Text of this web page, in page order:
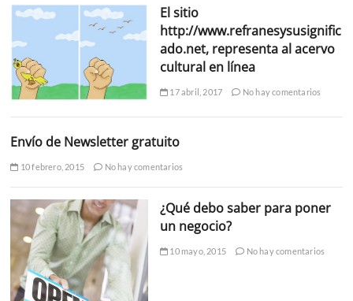
El sitio
http://www.refranesysusignific
ado.net, representa al acervo
cultural en línea
17 abril, 2017 No hay comentarios
Envío de Newsletter gratuito
10 febrero, 2015 No hay comentarios
¿Qué debo saber para poner
un negocio?
10 mayo, 2015 No hay comentarios